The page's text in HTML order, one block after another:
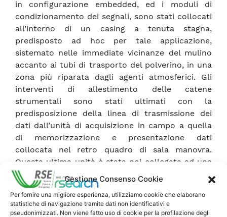
Gestione Consenso Cookie
Per fornire una migliore esperienza, utilizziamo cookie che elaborano
statistiche di navigazione tramite dati non identificativi e
pseudonimizzati. Non viene fatto uso di cookie per la profilazione degli
in configurazione embedded, ed i moduli di
condizionamento dei segnali, sono stati collocati
all’interno di un casing a tenuta stagna,
predisposto ad hoc per tale applicazione,
sistemato nelle immediate vicinanze del mulino
accanto ai tubi di trasporto del polverino, in una
zona più riparata dagli agenti atmosferici. Gli
interventi di allestimento delle catene
strumentali sono stati ultimati con la
predisposizione della linea di trasmissione dei
dati dall’unità di acquisizione in campo a quella
di memorizzazione e presentazione dati
collocata nel retro quadro di sala manovra.
Questa ultima unità è stata poi collegata ad una
rete della Centrale protetta da protocolli
standard di sicurezza, che ne ha reso possibile
l’accesso ed il controllo in remoto. La
configurazione del software di acquisizione dei